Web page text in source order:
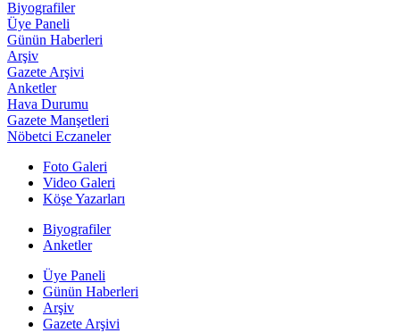
Biyografiler
Üye Paneli
Günün Haberleri
Arşiv
Gazete Arşivi
Anketler
Hava Durumu
Gazete Manşetleri
Nöbetci Eczaneler
Foto Galeri
Video Galeri
Köşe Yazarları
Biyografiler
Anketler
Üye Paneli
Günün Haberleri
Arşiv
Gazete Arşivi